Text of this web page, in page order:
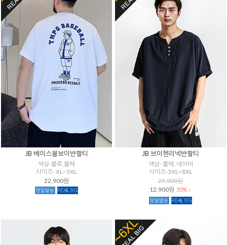
JB 베이스볼보이반팔티
색상-블루,블랙
사이즈- XL~5XL
22,900원
JB 브이헨리넥반팔티
색상- 블랙, 네이비
사이즈-3XL~8XL
25,900원
12,900원 50% ↓